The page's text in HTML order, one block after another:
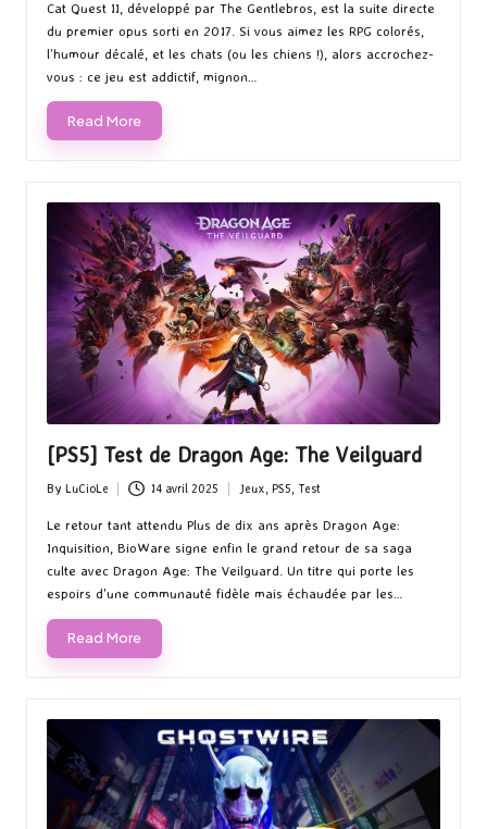
Cat Quest II, développé par The Gentlebros, est la suite directe
du premier opus sorti en 2017. Si vous aimez les RPG colorés,
l’humour décalé, et les chats (ou les chiens !), alors accrochez-
vous : ce jeu est addictif, mignon…
Read More
[PS5] Test de Dragon Age: The Veilguard
Posted
by
By LuCioLe 14 avril 2025
Posted
in
Jeux, PS5, Test
Le retour tant attendu Plus de dix ans après Dragon Age:
Inquisition, BioWare signe enfin le grand retour de sa saga
culte avec Dragon Age: The Veilguard. Un titre qui porte les
espoirs d'une communauté fidèle mais échaudée par les…
Read More